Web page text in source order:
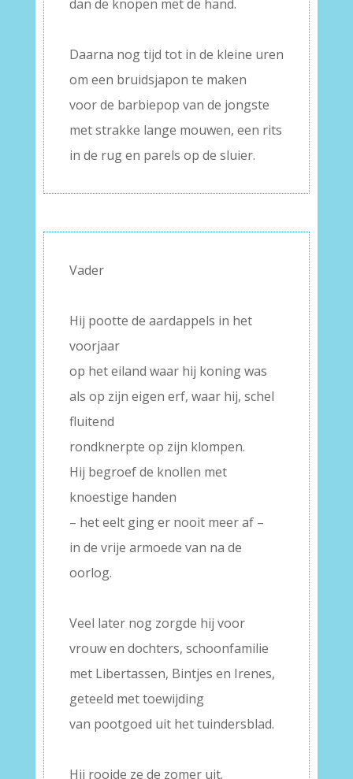
dan de knopen met de hand.
Daarna nog tijd tot in de kleine uren
om een bruidsjapon te maken
voor de barbiepop van de jongste
met strakke lange mouwen, een rits
in de rug en parels op de sluier.
Vader
Hij pootte de aardappels in het
voorjaar
op het eiland waar hij koning was
als op zijn eigen erf, waar hij, schel
fluitend
rondknerpte op zijn klompen.
Hij begroef de knollen met
knoestige handen
– het eelt ging er nooit meer af –
in de vrije armoede van na de
oorlog.
Veel later nog zorgde hij voor
vrouw en dochters, schoonfamilie
met Libertassen, Bintjes en Irenes,
geteeld met toewijding
van pootgoed uit het tuindersblad.
Hij rooide ze de zomer uit.